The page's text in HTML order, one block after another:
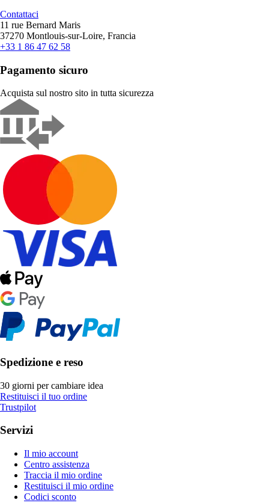
Contattaci
11 rue Bernard Maris
37270 Montlouis-sur-Loire, Francia
+33 1 86 47 62 58
Pagamento sicuro
Acquista sul nostro sito in tutta sicurezza
Spedizione e reso
30 giorni per cambiare idea
Restituisci il tuo ordine
Trustpilot
Servizi
Il mio account
Centro assistenza
Traccia il mio ordine
Restituisci il mio ordine
Codici sconto